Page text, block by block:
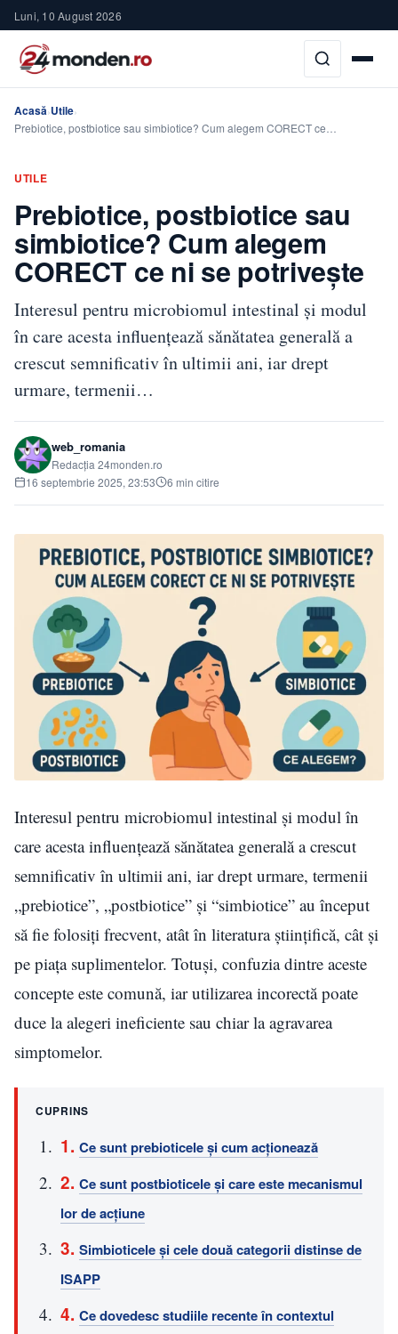
Luni, 10 August 2026
Acasă›Utile›
Prebiotice, postbiotice sau simbiotice? Cum alegem CORECT ce…
UTILE
Prebiotice, postbiotice sau
simbiotice? Cum alegem
CORECT ce ni se potrivește
Interesul pentru microbiomul intestinal și modul
în care acesta influențează sănătatea generală a
crescut semnificativ în ultimii ani, iar drept
urmare, termenii…
web_romania
Redacția 24monden.ro
16 septembrie 2025, 23:53
6 min citire
Interesul pentru microbiomul intestinal și modul în
care acesta influențează sănătatea generală a crescut
semnificativ în ultimii ani, iar drept urmare, termenii
„prebiotice”, „postbiotice” și “simbiotice” au început
să fie folosiți frecvent, atât în literatura științifică, cât și
pe piața suplimentelor. Totuși, confuzia dintre aceste
concepte este comună, iar utilizarea incorectă poate
duce la alegeri ineficiente sau chiar la agravarea
simptomelor.
CUPRINS
Ce sunt prebioticele și cum acționează
Ce sunt postbioticele și care este mecanismul
lor de acțiune
Simbioticele și cele două categorii distinse de
ISAPP
Ce dovedesc studiile recente în contextul